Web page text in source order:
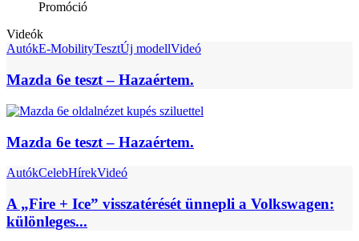
Promóció
Videók
AutókE-MobilityTesztÚj modellVideó
Mazda 6e teszt – Hazaértem.
Mazda 6e teszt – Hazaértem.
AutókCelebHírekVideó
A „Fire + Ice” visszatérését ünnepli a Volkswagen:
különleges...